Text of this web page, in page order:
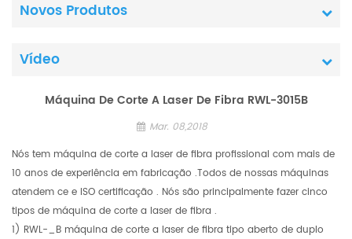
Novos Produtos
Vídeo
Máquina De Corte A Laser De Fibra RWL-3015B
Mar. 08,2018
Nós tem máquina de corte a laser de fibra profissional com mais de
10 anos de experiência em fabricação .Todos de nossas máquinas
atendem ce e ISO certificação . Nós são principalmente fazer cinco
tipos de máquina de corte a laser de fibra .
1) RWL-_B máquina de corte a laser de fibra tipo aberto de duplo